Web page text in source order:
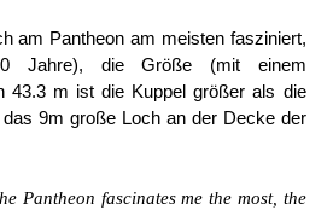
am Pantheon am meisten fasziniert,
Jahre), die Größe (mit einem
43.3 m ist die Kuppel größer als die
9m große Loch an der Decke der
Pantheon fascinates me the most, the